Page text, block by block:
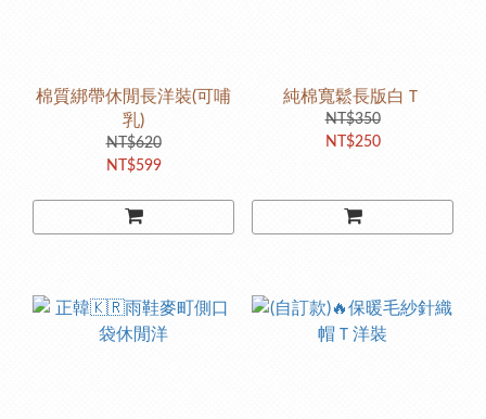
棉質綁帶休閒長洋裝(可哺
乳)
NT$620
NT$599
純棉寬鬆長版白Ｔ
NT$350
NT$250